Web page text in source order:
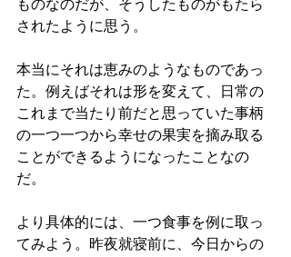
ものなのだが、そうしたものがもたら
されたように思う。
本当にそれは恵みのようなものであっ
た。例えばそれは形を変えて、日常の
これまで当たり前だと思っていた事柄
の一つ一つから幸せの果実を摘み取る
ことができるようになったことなの
だ。
より具体的には、一つ食事を例に取っ
てみよう。昨夜就寝前に、今日からの